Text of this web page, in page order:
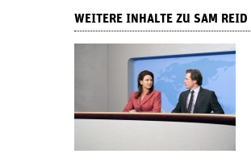
WEITERE INHALTE ZU SAM REID